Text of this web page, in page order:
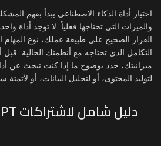
اختيار أداة الذكاء الاصطناعي يبدأ بفهم
والميزات التي تحتاجها فعلياً. لا توجد أداة
القرار الصحيح على طبيعة عملك، نوع المهام
التكامل الذي تحتاجه مع أنظمتك الحالية.
ميزانيتك، حدد بوضوح ما إذا كنت تبحث عن
لتوليد المحتوى، أو لتحليل البيانات، أو لأتمتة
دليل شامل لاشتراكات ChatGPT